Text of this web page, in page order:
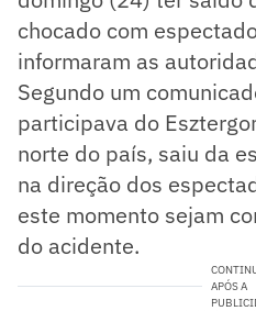
chocado com
informaram as
Segundo um
participava do
norte do país, saiu da
na direção dos
este momento sejam
do acidente.
APÓS A